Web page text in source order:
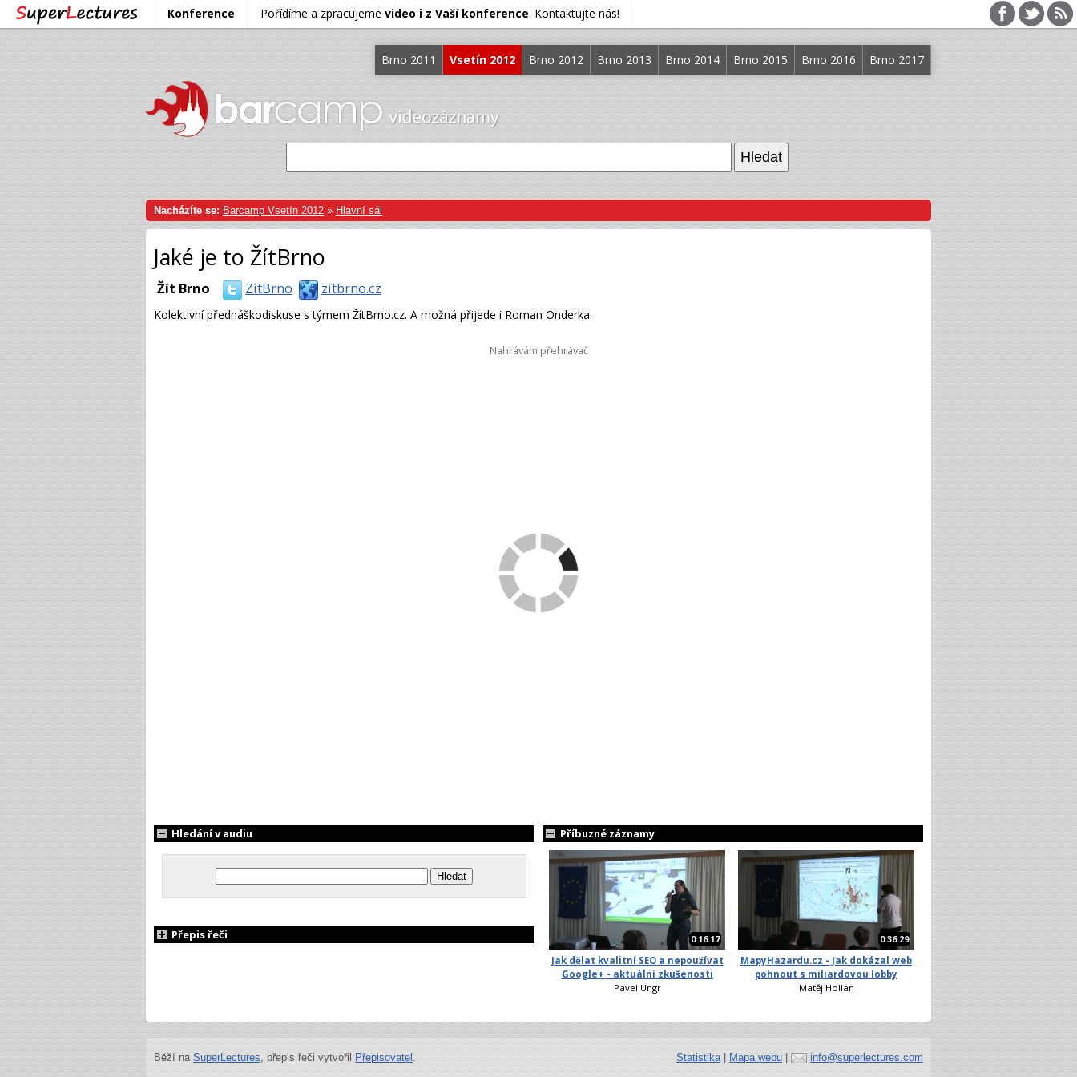
Konference Pořídíme a zpracujeme video i z Vaší konference. Kontaktujte nás!
Brno 2011 Vsetín 2012 Brno 2012 Brno 2013 Brno 2014 Brno 2015 Brno 2016 Brno 2017
Nacházíte se: Barcamp Vsetín 2012 » Hlavní sál
Jaké je to ŽítBrno
Žít Brno ZitBrno zitbrno.cz
Kolektivní přednáškodiskuse s týmem ŽítBrno.cz. A možná přijede i Roman Onderka.
Nahrávám přehrávač55%
Hledání v audiu
Přepis řeči
Příbuzné záznamy
0:16:17
Jak dělat kvalitní SEO a nepoužívat
Google+ - aktuální zkušenosti
Pavel Ungr
0:36:29
MapyHazardu.cz - Jak dokázal web
pohnout s miliardovou lobby
Matěj Hollan
Běží na SuperLectures , přepis řeči vytvořil Přepisovatel Statistika Mapa webu info@superlectures.com